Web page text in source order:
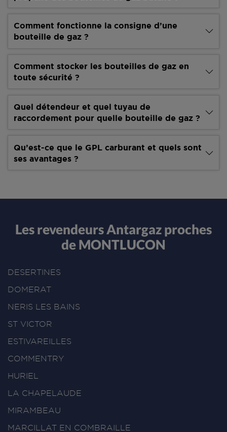
Comment fonctionne la consigne d’une
bouteille de gaz ?
Comment stocker les bouteilles de gaz en
toute sécurité ?
Quel détendeur et quel tuyau de
raccordement pour quelle bouteille de gaz ?
Qu’est-ce que le GPL carburant et quels sont
ses avantages ?
Les revendeurs Antargaz proches
de MONTLUCON
DESERTINES
DOMERAT
NERIS LES BAINS
ST VICTOR
ESTIVAREILLES
COMMENTRY
HURIEL
LA CHAPELAUDE
MIRAMBEAU
MARCILLAT EN COMBRAILLE